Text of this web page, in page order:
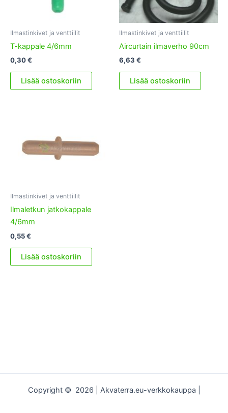
Ilmastinkivet ja venttiilit
T-kappale 4/6mm
0,30€
Lisää ostoskoriin
Ilmastinkivet ja venttiilit
Aircurtain ilmaverho 90cm
6,63 €
Lisää ostoskoriin
Ilmastinkivet ja venttiilit
Ilmaletkun jatkokappale
4/6mm
0,55€
Lisää ostoskoriin
Copyright © 2026 | Akvaterra.eu-verkkokauppa |